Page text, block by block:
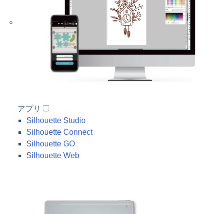
アプリ
Silhouette Studio
Silhouette Connect
Silhouette GO
Silhouette Web